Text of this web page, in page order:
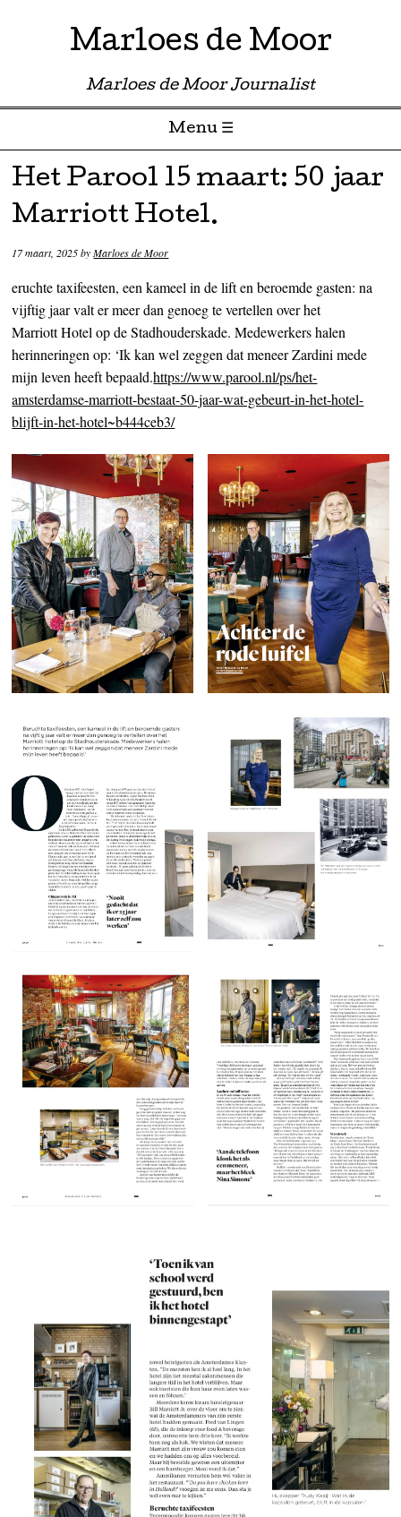
Marloes de Moor
Marloes de Moor Journalist
Menu ☰
Skip to content
Het Parool 15 maart: 50 jaar
Marriott Hotel.
17 maart, 2025byMarloes de Moor
eruchte taxifeesten, een kameel in de lift en beroemde gasten: na
vijftig jaar valt er meer dan genoeg te vertellen over het
Marriott Hotel op de Stadhouderskade. Medewerkers halen
herinneringen op: ‘Ik kan wel zeggen dat meneer Zardini mede
mijn leven heeft bepaald.https://www.parool.nl/ps/het-
amsterdamse-marriott-bestaat-50-jaar-wat-gebeurt-in-het-hotel-
blijft-in-het-hotel~b444ceb3/